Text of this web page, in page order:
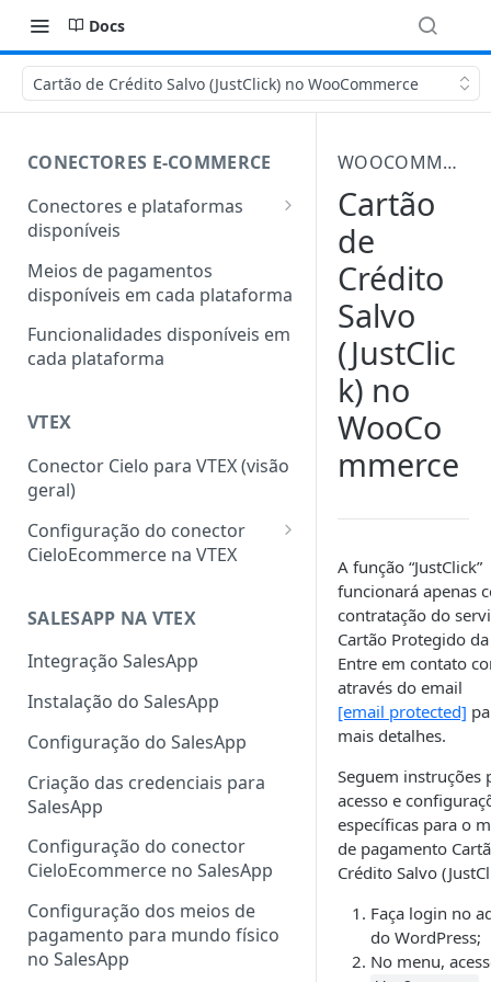
Docs
Cartão de Crédito Salvo (JustClick) no WooCommerce
CONECTORES E-COMMERCE
Conectores e plataformas
disponíveis
Outras plataformas também
conectadas com a Cielo
Meios de pagamentos
disponíveis em cada plataforma
Funcionalidades disponíveis em
cada plataforma
VTEX
Conector Cielo para VTEX (visão
geral)
Configuração do conector
CieloEcommerce na VTEX
Configuração de cartão de
digitais
Configuração de pagamentos
customizados
Funcionalidades
Configuração da
ClearSale na VTEX
Configuração do Fingerprint
Cybersource na VTEX
Cadastro de sellers para Split
de Pagamento
SALESAPP NA VTEX
Integração SalesApp
Instalação do SalesApp
Configuração do SalesApp
Criação das credenciais para
SalesApp
Configuração do conector
CieloEcommerce no SalesApp
Configuração dos meios de
pagamento para mundo físico
no SalesApp
WOOCOMMERCE
Cartão
de
Crédito
Salvo
(JustClic
k) no
WooCo
mmerce
A função “JustClick”
funcionará apenas
contratação do
Cartão Protegido
Entre em contato
através do email
[email protected]
mais detalhes.
Seguem instruções
acesso e
específicas para o
de pagamento
Crédito Salvo
Faça login no
do WordPress;
No menu,